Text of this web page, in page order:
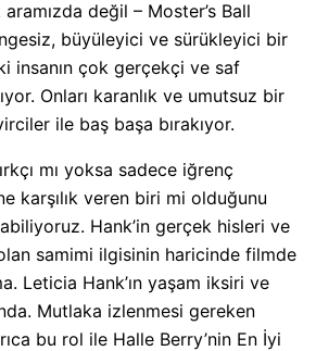
değil – Moster’s Ball
büyüleyici ve sürükleyici bir
insanın çok gerçekçi ve saf
Onları karanlık ve umutsuz bir
ile baş başa bırakıyor.
mı yoksa sadece iğrenç
karşılık veren biri mi olduğunu
Hank’in gerçek hisleri ve
samimi ilgisinin haricinde filmde
Leticia Hank’ın yaşam iksiri ve
Mutlaka izlenmesi gereken
bu rol ile Halle Berry’nin En İyi